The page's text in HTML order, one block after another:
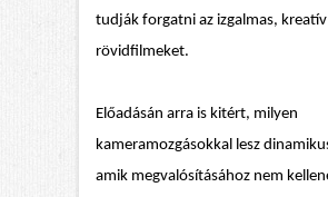
tudják forgatni az izgalmas, kreatív
rövidfilmeket.
Előadásán arra is kitért, milyen
kameramozgásokkal lesz
amik megvalósításához nem